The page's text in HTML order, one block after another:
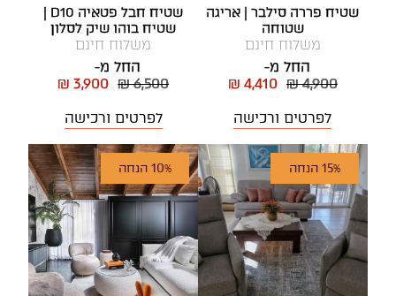
שטיח פררה סילבר | אריגה
שטוחה
משלוח חינם
החל מ-
₪ 4,900
₪ 4,410
לפרטים ורכישה
שטיח בוהו שיק לסלון
משלוח חינם
החל מ-
₪ 6,500
₪ 3,900
לפרטים ורכישה
15% הנחה 10% הנחה